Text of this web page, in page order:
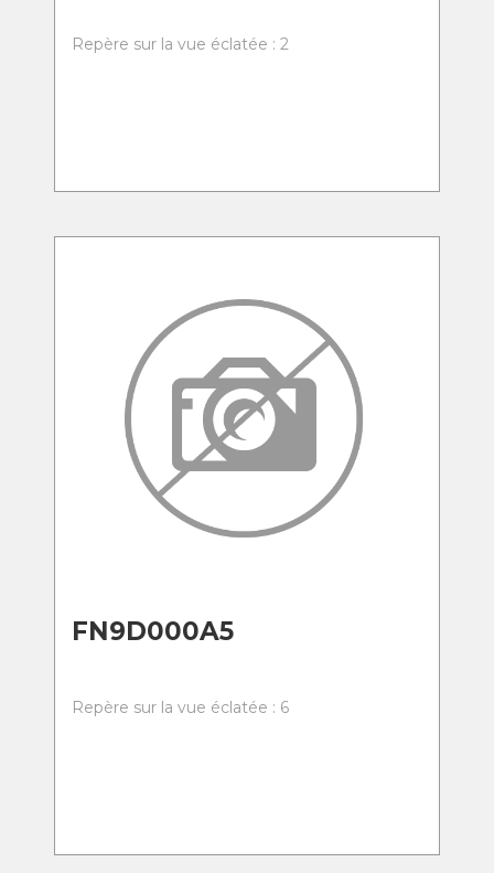
Repère sur la vue éclatée : 2
FN9D000A5
Repère sur la vue éclatée : 6